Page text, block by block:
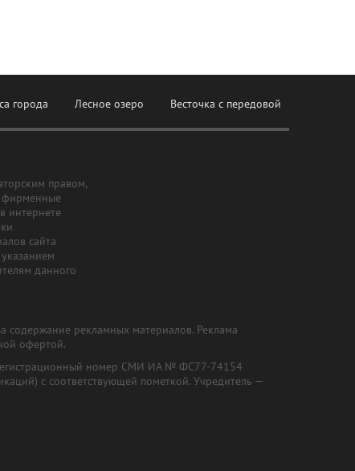
города Лесное озеро Весточка с передовой
правом,
фирменные
интернете
сайта
данного
содержание рекламных материалов. Реклама
офертой.
номер СМИ ИА № ФС77-74154
с соответствующей пометкой. Учредитель —